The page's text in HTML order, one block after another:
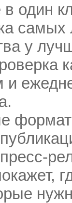
один
у
и